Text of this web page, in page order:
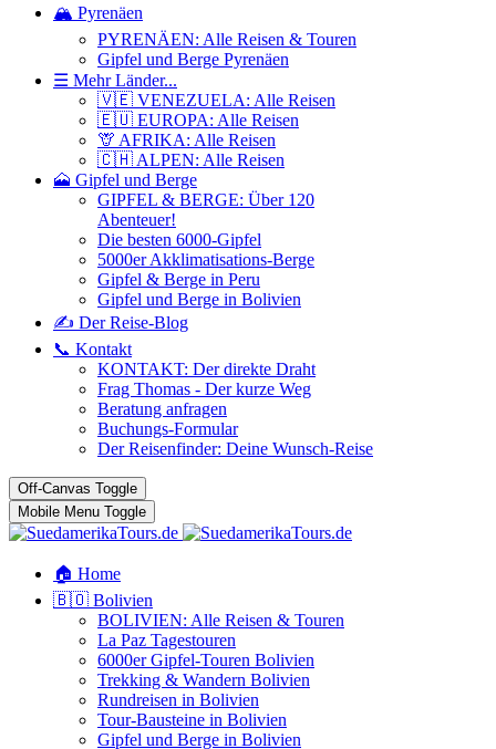
🏔️ Pyrenäen
PYRENÄEN: Alle Reisen & Touren
Gipfel und Berge Pyrenäen
☰ Mehr Länder...
🇻🇪 VENEZUELA: Alle Reisen
🇪🇺 EUROPA: Alle Reisen
🦒 AFRIKA: Alle Reisen
🇨🇭 ALPEN: Alle Reisen
🗻 Gipfel und Berge
GIPFEL & BERGE: Über 120
Abenteuer!
Die besten 6000-Gipfel
5000er Akklimatisations-Berge
Gipfel & Berge in Peru
Gipfel und Berge in Bolivien
✍️ Der Reise-Blog
📞 Kontakt
KONTAKT: Der direkte Draht
Frag Thomas - Der kurze Weg
Beratung anfragen
Buchungs-Formular
Der Reisenfinder: Deine Wunsch-Reise
Off-Canvas Toggle
Mobile Menu Toggle
🏠 Home
🇧🇴 Bolivien
BOLIVIEN: Alle Reisen & Touren
La Paz Tagestouren
6000er Gipfel-Touren Bolivien
Trekking & Wandern Bolivien
Rundreisen in Bolivien
Tour-Bausteine in Bolivien
Gipfel und Berge in Bolivien